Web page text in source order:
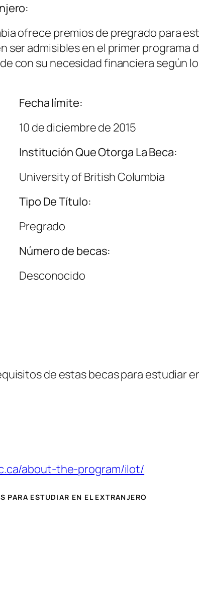
ofrece premios de pregrado para
ser admisibles en el primer
con su necesidad financiera según
Fecha límite:
10 de diciembre de 2015
Institución Que Otorga La Beca:
University of British Columbia
Tipo De Título:
Pregrado
Número de becas:
Desconocido
de estas becas para estudiar
about-the-program/ilot/
PARA ESTUDIAR EN EL EXTRANJERO